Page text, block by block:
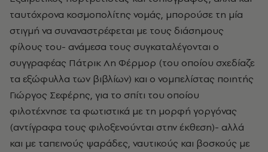
ταυτόχρονα κοσμοπολίτης νομάς, μπορούσε τη μία
στιγμή να συναναστρέφεται με τους διάσημους
φίλους του- ανάμεσα τους συγκαταλέγονται ο
συγγραφέας Πάτρικ Λη Φέρμορ (του οποίου σχεδίαζε
τα εξώφυλλα των βιβλίων) και ο νομπελίστας ποιητής
Γιώργος Σεφέρης, για το σπίτι του οποίου
φιλοτέχνησε τα φωτιστικά με τη μορφή γοργόνας
(αντίγραφα τους φιλοξενούνται στην έκθεση)- αλλά
και με ταπεινούς ψαράδες, ναυτικούς και βοσκούς με